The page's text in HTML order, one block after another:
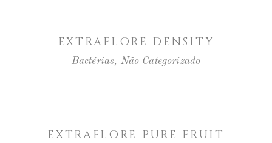
EXTRAFLORE DENSITY
Bactérias, Não Categorizado
EXTRAFLORE PURE FRUIT